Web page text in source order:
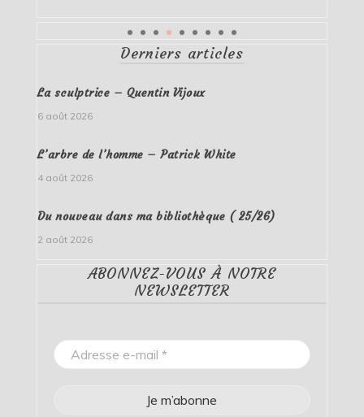
Derniers articles
La sculptrice – Quentin Vijoux
6 août 2026
L’arbre de l’homme – Patrick White
4 août 2026
Du nouveau dans ma bibliothèque ( 25/26)
2 août 2026
ABONNEZ-VOUS À NOTRE
NEWSLETTER